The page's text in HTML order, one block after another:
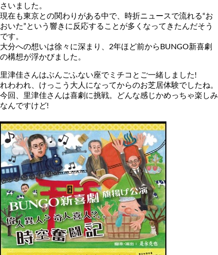
さいました。
現在も東京との関わりがある中で、時折ニュースで流れる“お
おいた”という響きに反応することが多くなってきたんだそう
です。
大分への想いは徐々に深まり、2年ほど前からBUNGO新喜劇
の構想が浮かびました。
里津佳さんはぶんごふない座でミチコとご一緒しました!
れわわれ、けっこう大人になってからのお芝居体験でしたね。
今回、里津佳さんは喜劇に挑戦。どんな感じかめっちゃ楽しみ
なんですけど!